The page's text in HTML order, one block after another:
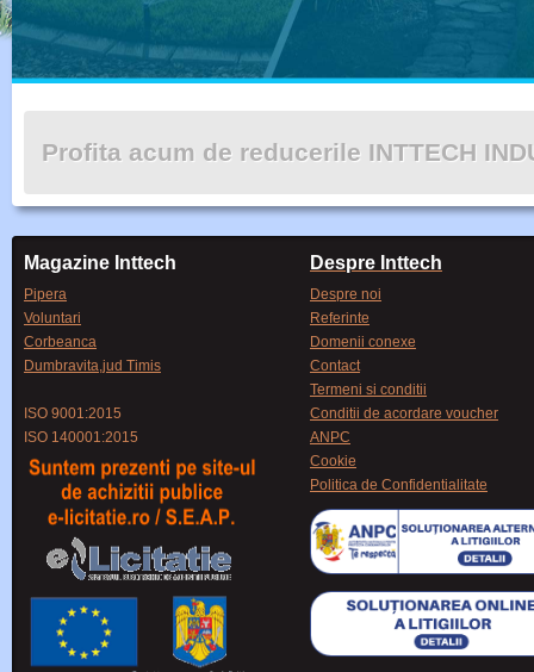
Profita acum de reducerile INTTECH
Magazine Inttech
Pipera
Voluntari
Corbeanca
Dumbravita,jud Timis
ISO 9001:2015
ISO 140001:2015
Despre Inttech
Despre noi
Referinte
Domenii conexe
Contact
Termeni si conditii
Conditii de acordare voucher
ANPC
Cookie
Politica de Confidentialitate